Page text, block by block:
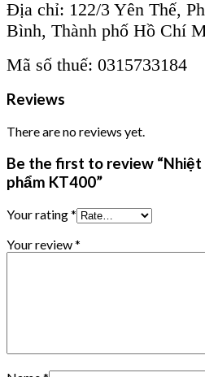
Địa chỉ: 122/3 Yên Thế,
Bình, Thành phố Hồ Chí
Mã số thuế: 0315733184
Reviews
There are no reviews yet.
Be the first to review
phẩm KT400”
Your rating*
Your review*